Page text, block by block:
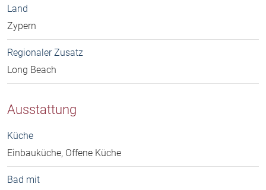
Land
Zypern
Regionaler Zusatz
Long Beach
Ausstattung
Küche
Einbauküche, Offene Küche
Bad mit